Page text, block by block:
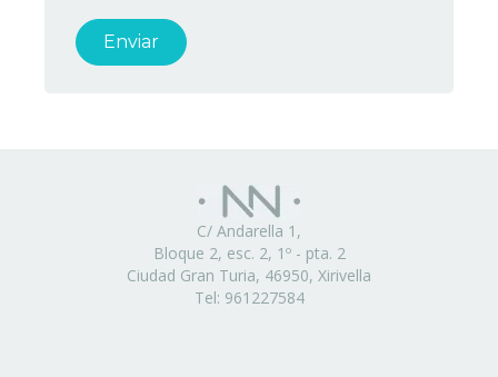
C/ Andarella 1,
Bloque 2, esc. 2, 1º - pta. 2
Ciudad Gran Turia, 46950, Xirivella
Tel: 961227584